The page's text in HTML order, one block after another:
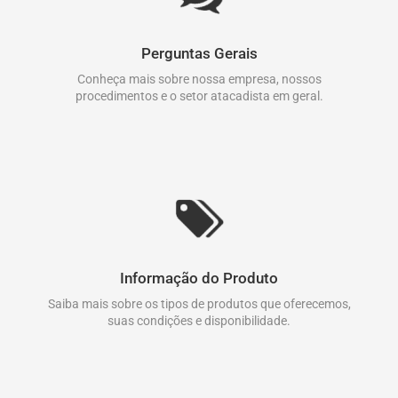
Perguntas Gerais
Conheça mais sobre nossa empresa, nossos
procedimentos e o setor atacadista em geral.
Informação do Produto
Saiba mais sobre os tipos de produtos que oferecemos,
suas condições e disponibilidade.